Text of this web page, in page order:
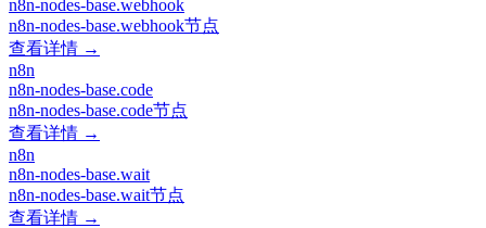
n8n-nodes-base.webhook
n8n-nodes-base.webhook节点
查看详情 →
n8n
n8n-nodes-base.code
n8n-nodes-base.code节点
查看详情 →
n8n
n8n-nodes-base.wait
n8n-nodes-base.wait节点
查看详情 →